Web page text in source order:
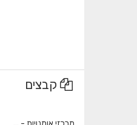
קבצים